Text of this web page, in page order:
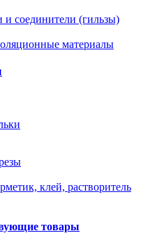
соединители (гильзы)
материалы
клей, растворитель
товары